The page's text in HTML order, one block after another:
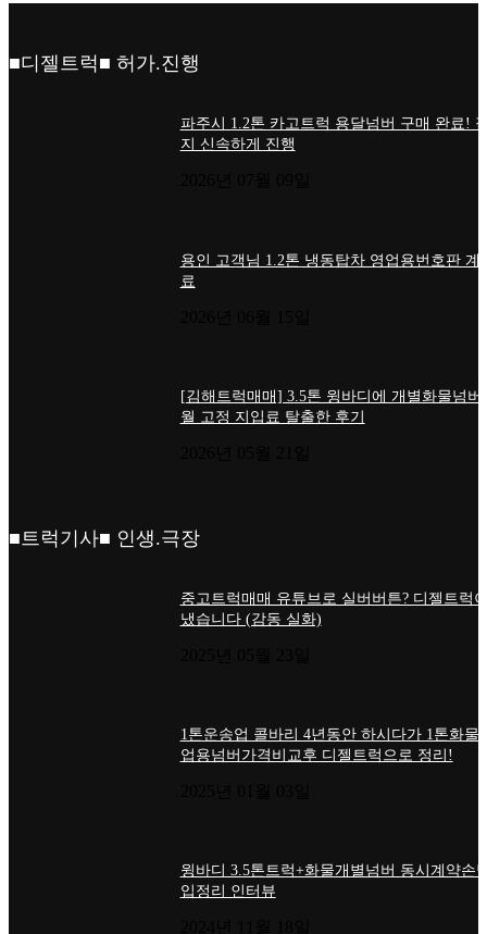
■디젤트럭■ 허가.진행
파주시 1.2톤 카고트럭 용달넘버 구매 완료!
지 신속하게 진행
용인 고객님 1.2톤 냉동탑차 영업용번호판 계
료
[김해트럭매매] 3.5톤 윙바디에 개별화물넘버
월 고정 지입료 탈출한 후기
■트럭기사■ 인생.극장
중고트럭매매 유튜브로 실버버튼? 디젤트럭
냈습니다 (감동 실화)
1톤운송업 콜바리 4년동안 하시다가 1톤화물
업용넘버가격비교후 디젤트럭으로 정리!
윙바디 3.5톤트럭+화물개별넘버 동시계약손
입정리 인터뷰